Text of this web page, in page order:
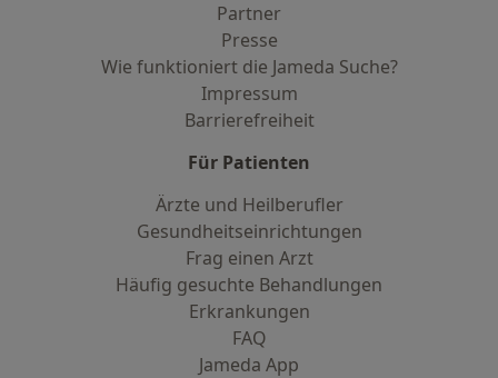
Partner
Presse
Wie funktioniert die Jameda Suche?
Impressum
Barrierefreiheit
Für Patienten
Ärzte und Heilberufler
Gesundheitseinrichtungen
Frag einen Arzt
Häufig gesuchte Behandlungen
Erkrankungen
FAQ
Jameda App